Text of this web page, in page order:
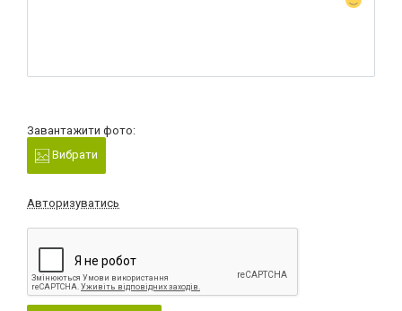
Завантажити фото:
Вибрати
Авторизуватись